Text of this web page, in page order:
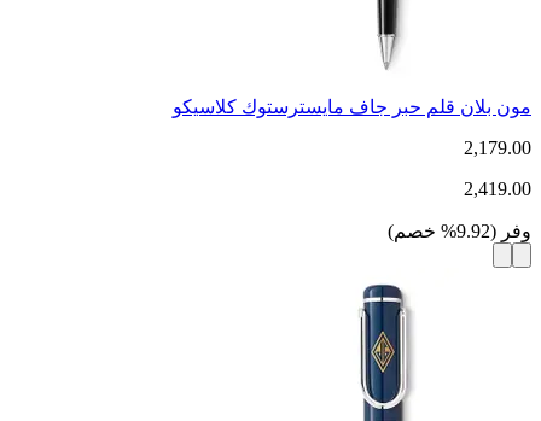
مون بلان قلم حبر جاف مايسترستوك كلاسيكو
2,179.00
2,419.00
وفر (
9.92
% خصم)